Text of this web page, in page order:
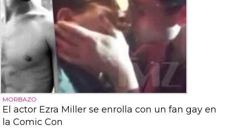
MORBAZO
El actor Ezra Miller se enrolla con un fan gay en
la Comic Con